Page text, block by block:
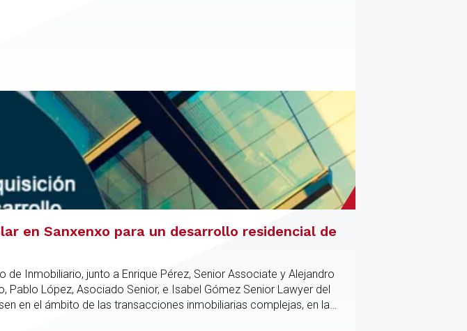
en Sanxenxo para un desarrollo residencial de
Inmobiliario, junto a Enrique Pérez, Senior Associate y Alejandro
López, Asociado Senior, e Isabel Gómez Senior Lawyer del
en el ámbito de las transacciones inmobiliarias complejas, en las